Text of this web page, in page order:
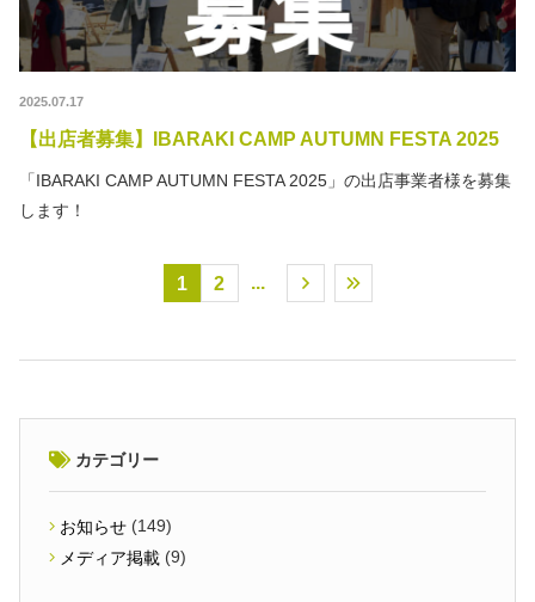
2025.07.17
【出店者募集】IBARAKI CAMP AUTUMN FESTA 2025
「IBARAKI CAMP AUTUMN FESTA 2025」の出店事業者様を募集
します！
1 2 ...
カテゴリー
お知らせ (149)
メディア掲載 (9)